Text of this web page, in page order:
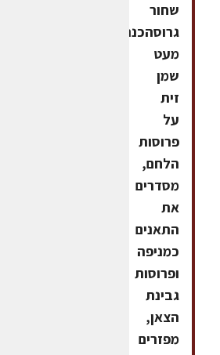
שחור
גרוסהכנהמזלפים
מעט
שמן
זית
על
פרוסות
הלחם,
מסדרים
את
התאנים
כמניפה
ופרוסות
גבינת
הצאן,
מפזרים